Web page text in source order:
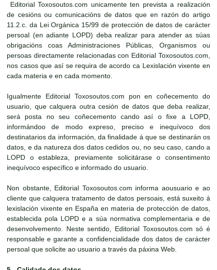
Editorial Toxosoutos.com unicamente ten prevista a realización
de cesións ou comunicacións de datos que en razón do artigo
11.2.c. da Lei Orgánica 15/99 de protección de datos de carácter
persoal (en adiante LOPD) deba realizar para atender as súas
obrigacións coas Administraciones Públicas, Organismos ou
persoas directamente relacionadas con Editorial Toxosoutos.com,
nos casos que así se requira de acordo ca Lexislación vixente en
cada materia e en cada momento.
Igualmente Editorial Toxosoutos.com pon en coñecemento do
usuario, que calquera outra cesión de datos que deba realizar,
será posta no seu coñecemento cando así o fixe a LOPD,
informándoo de modo expreso, preciso e inequívoco dos
destinatarios da información, da finalidade á que se destinarán os
datos, e da natureza dos datos cedidos ou, no seu caso, cando a
LOPD o estableza, previamente solicitárase o consentimento
inequívoco específico e informado do usuario.
Non obstante, Editorial Toxosoutos.com informa aousuario e ao
cliente que calquera tratamento de datos persoais, está suxeito á
lexislación vixente en España en materia de protección de datos,
establecida pola LOPD e a súa normativa complementaria e de
desenvolvemento. Neste sentido, Editorial Toxosoutos.com só é
responsable e garante a confidencialidade dos datos de carácter
persoal que solicite ao usuario a través da páxina Web.